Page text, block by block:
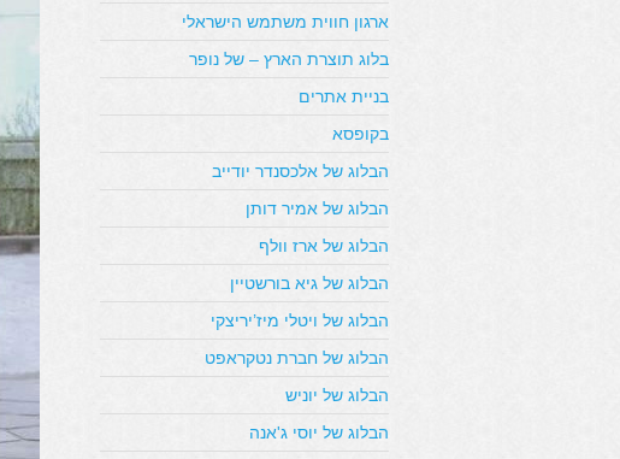
ארגון חווית משתמש הישראלי
בלוג תוצרת הארץ – של נופר
בניית אתרים
בקופסא
הבלוג של אלכסנדר יודייב
הבלוג של אמיר דותן
הבלוג של ארז וולף
הבלוג של גיא בורשטיין
הבלוג של ויטלי מיז’יריצקי
הבלוג של חברת נטקראפט
הבלוג של יוניש
הבלוג של יוסי ג'אנה